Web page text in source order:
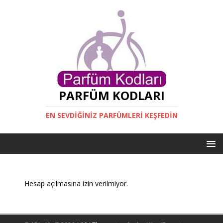
PARFÜM KODLARI
EN SEVDIĞINIZ PARFÜMLERI KEŞFEDIN
Hesap açılmasına izin verilmiyor.